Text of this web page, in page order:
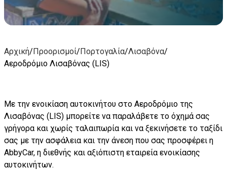
Αρχική/Προορισμοί/Πορτογαλία/Λισαβόνα/
Αεροδρόμιο Λισαβόνας (LIS)
Με την ενοικίαση αυτοκινήτου στο Αεροδρόμιο της
Λισαβόνας (LIS) μπορείτε να παραλάβετε το όχημά σας
γρήγορα και χωρίς ταλαιπωρία και να ξεκινήσετε το ταξίδι
σας με την ασφάλεια και την άνεση που σας προσφέρει η
AbbyCar, η διεθνής και αξιόπιστη εταιρεία ενοικίασης
αυτοκινήτων.